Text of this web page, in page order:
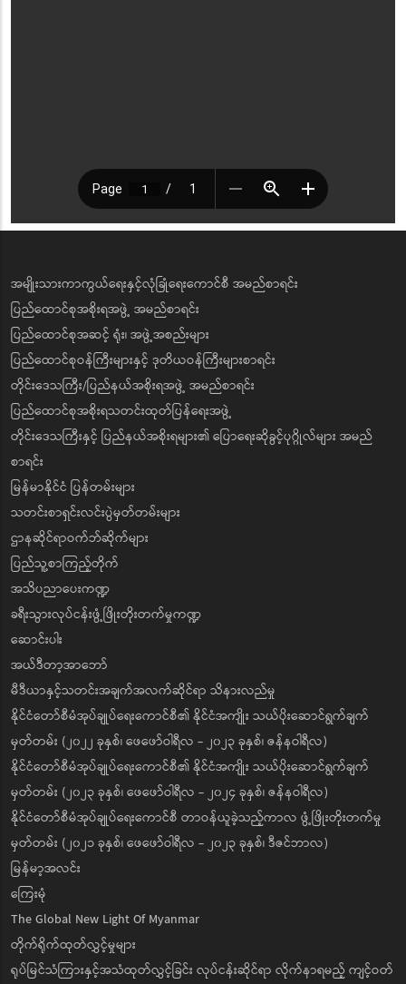
အမျိုးသားကာကွယ်ရေးနှင့်လုံခြုံရေးကောင်စီ အမည်စာရင်း
ပြည်ထောင်စုအစိုးရအဖွဲ့ အမည်စာရင်း
ပြည်ထောင်စုအဆင့် ရုံး၊ အဖွဲ့အစည်းများ
ပြည်ထောင်စုဝန်ကြီးများနှင့် ဒုတိယဝန်ကြီးများစာရင်း
တိုင်းဒေသကြီး/ပြည်နယ်အစိုးရအဖွဲ့ အမည်စာရင်း
ပြည်ထောင်စုအစိုးရသတင်းထုတ်ပြန်ရေးအဖွဲ့
တိုင်းဒေသကြီးနှင့် ပြည်နယ်အစိုးရများ၏ ပြောရေးဆိုခွင့်ပုဂ္ဂိုလ်များ အမည်
စာရင်း
မြန်မာနိုင်ငံ ပြန်တမ်းများ
သတင်းစာရှင်းလင်းပွဲမှတ်တမ်းများ
ဌာနဆိုင်ရာဝက်ဘ်ဆိုက်များ
ပြည်သူ့စာကြည့်တိုက်
အသိပညာပေးကဏ္ဍ
ခရီးသွားလုပ်ငန်းဖွံ့ဖြိုးတိုးတက်မှုကဏ္ဍ
ဆောင်းပါး
အယ်ဒီတာ့အာဘော်
မီဒီယာနှင့်သတင်းအချက်အလက်ဆိုင်ရာ သိနားလည်မှု
နိုင်ငံတော်စီမံအုပ်ချုပ်ရေးကောင်စီ၏ နိုင်ငံအကျိုး သယ်ပိုးဆောင်ရွက်ချက်
မှတ်တမ်း (၂၀၂၂ ခုနှစ်၊ ဖေဖော်ဝါရီလ - ၂၀၂၃ ခုနှစ်၊ ဇန်နဝါရီလ)
နိုင်ငံတော်စီမံအုပ်ချုပ်ရေးကောင်စီ၏ နိုင်ငံအကျိုး သယ်ပိုးဆောင်ရွက်ချက်
မှတ်တမ်း (၂၀၂၃ ခုနှစ်၊ ဖေဖော်ဝါရီလ - ၂၀၂၄ ခုနှစ်၊ ဇန်နဝါရီလ)
နိုင်ငံတော်စီမံအုပ်ချုပ်ရေးကောင်စီ တာဝန်ယူခဲ့သည့်ကာလ ဖွံ့ဖြိုးတိုးတက်မှု
မှတ်တမ်း (၂၀၂၁ ခုနှစ်၊ ဖေဖော်ဝါရီလ - ၂၀၂၃ ခုနှစ်၊ ဒီဇင်ဘာလ)
မြန်မာ့အလင်း
ကြေးမုံ
The Global New Light Of Myanmar
တိုက်ရိုက်ထုတ်လွှင့်မှုများ
ရုပ်မြင်သံကြားနှင့်အသံထုတ်လွှင့်ခြင်း လုပ်ငန်းဆိုင်ရာ လိုက်နာရမည့် ကျင့်ဝတ်